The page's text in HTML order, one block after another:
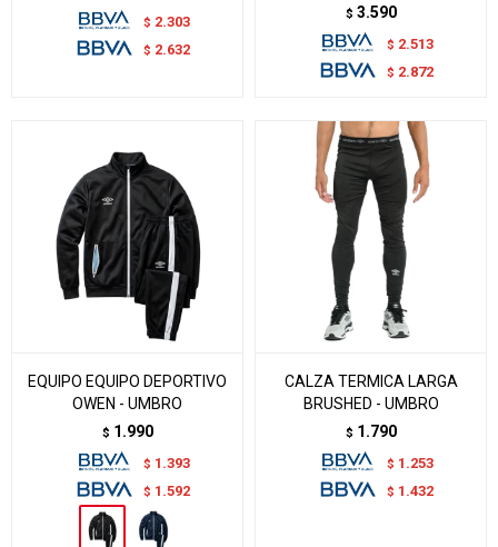
$ 2.303
$ 2.632
$ 3.590
$ 2.513
$ 2.872
EQUIPO EQUIPO DEPORTIVO
OWEN - UMBRO
$ 1.990
$ 1.393
$ 1.592
CALZA TERMICA LARGA
BRUSHED - UMBRO
$ 1.790
$ 1.253
$ 1.432